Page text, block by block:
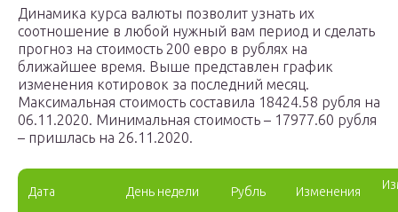
Динамика курса валюты позволит узнать их
соотношение в любой нужный вам период и сделать
прогноз на стоимость 200 евро в рублях на
ближайшее время. Выше представлен график
изменения котировок за последний месяц.
Максимальная стоимость составила 18424.58 рубля на
06.11.2020. Минимальная стоимость – 17977.60 рубля
– пришлась на 26.11.2020.
Дата День недели Рубль Изменения